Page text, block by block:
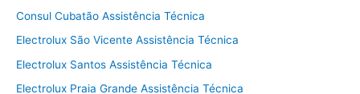
Consul Cubatão Assistência Técnica
Electrolux São Vicente Assistência Técnica
Electrolux Santos Assistência Técnica
Electrolux Praia Grande Assistência Técnica